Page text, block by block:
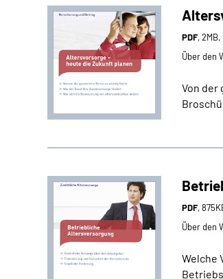
PDF,
Über den
Von der
PDF,
Über den
Welche